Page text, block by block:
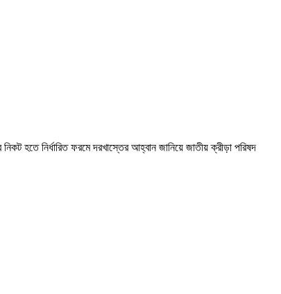
হতে নির্ধারিত ফরমে দরখাস্তের আহ্বান জানিয়ে জাতীয় ক্রীড়া পরিষদ